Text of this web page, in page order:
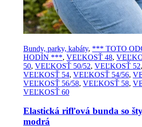
Bundy, parky, kabáty, *** TOTO
HODÍN ***, VEĽKOSŤ 48,
50, VEĽKOSŤ 50/52, VEĽKOSŤ 52,
VEĽKOSŤ 54, VEĽKOSŤ 54/56,
VEĽKOSŤ 56/58, VEĽKOSŤ 58,
VEĽKOSŤ 60
Elastická rifľová bunda so
modrá